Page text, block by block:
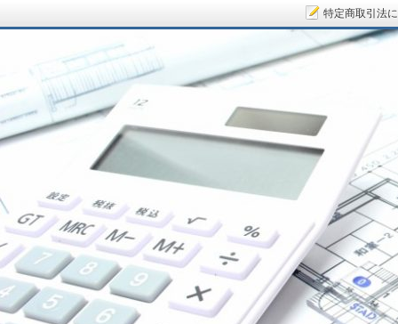
特定商取引法